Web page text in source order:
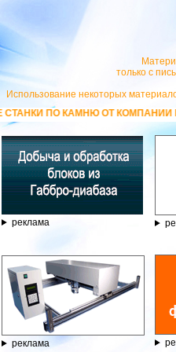
только с
Использование некоторых
ОТ КОМПАНИИ ГРАВЁР -
реклама
реклама